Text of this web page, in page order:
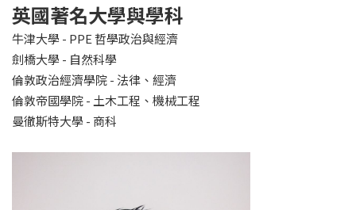
英國著名大學與學科
牛津大學 - PPE 哲學政治與經濟
劍橋大學 - 自然科學
倫敦政治經濟學院 - 法律、經濟
倫敦帝國學院 - 土木工程、機械工程
曼徹斯特大學 - 商科